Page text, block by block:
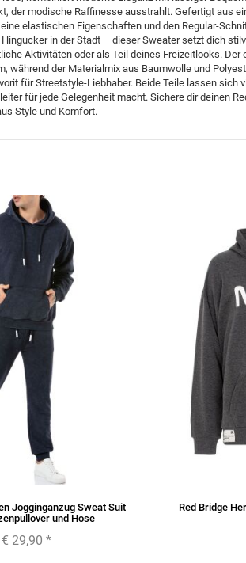
der modische Raffinesse ausstrahlt. Gefertigt aus
elastischen Eigenschaften und den Regular-
in der Stadt – dieser Sweater setzt dich
Aktivitäten oder als Teil deines Freizeitlooks.
während der Materialmix aus Baumwolle und
für Streetstyle-Liebhaber. Beide Teile lassen sich
für jede Gelegenheit macht. Sichere dir deinen
Style und Komfort.
Jogginganzug Sweat Suit
und Hose
€ 29,90 *
Red Bridge